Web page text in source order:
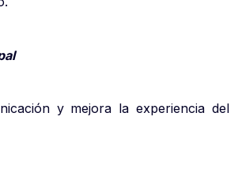
y mejora la experiencia del